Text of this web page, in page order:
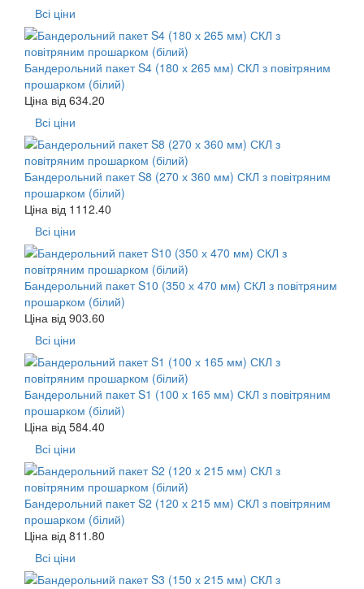
Всі ціни
Бандерольний пакет S4 (180 х 265 мм) СКЛ з повітряним
прошарком (білий)
Ціна від 634.20
Всі ціни
Бандерольний пакет S8 (270 х 360 мм) СКЛ з повітряним
прошарком (білий)
Ціна від 1112.40
Всі ціни
Бандерольний пакет S10 (350 х 470 мм) СКЛ з повітряним
прошарком (білий)
Ціна від 903.60
Всі ціни
Бандерольний пакет S1 (100 х 165 мм) СКЛ з повітряним
прошарком (білий)
Ціна від 584.40
Всі ціни
Бандерольний пакет S2 (120 х 215 мм) СКЛ з повітряним
прошарком (білий)
Ціна від 811.80
Всі ціни